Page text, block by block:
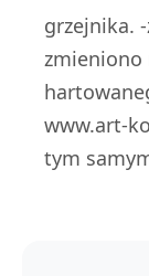
grzejnika.
zmieniono
www.art-
tym